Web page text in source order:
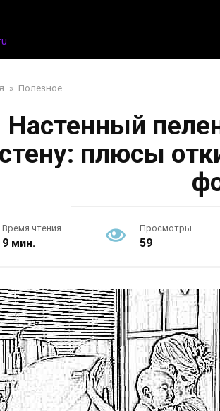
» Полезное
Настенный
стену: плюсы
Время чтения
9 мин.
Просмотры
59